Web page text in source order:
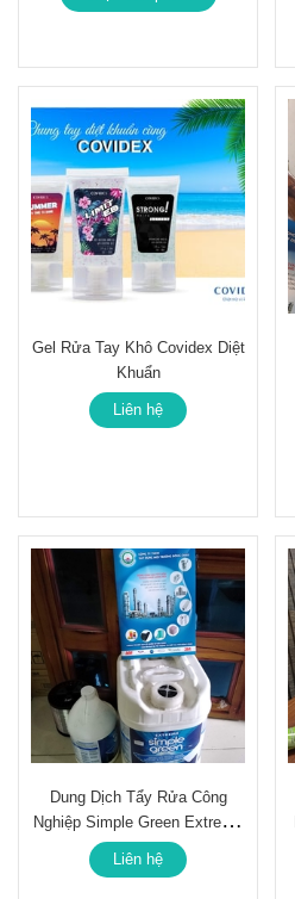
Gel Rửa Tay Khô Covidex Diệt
Khuẩn
Liên hệ
Dung Dịch Tẩy Rửa Công
Nghiệp Simple Green Extreme
Can 18.7 Lít
Liên hệ